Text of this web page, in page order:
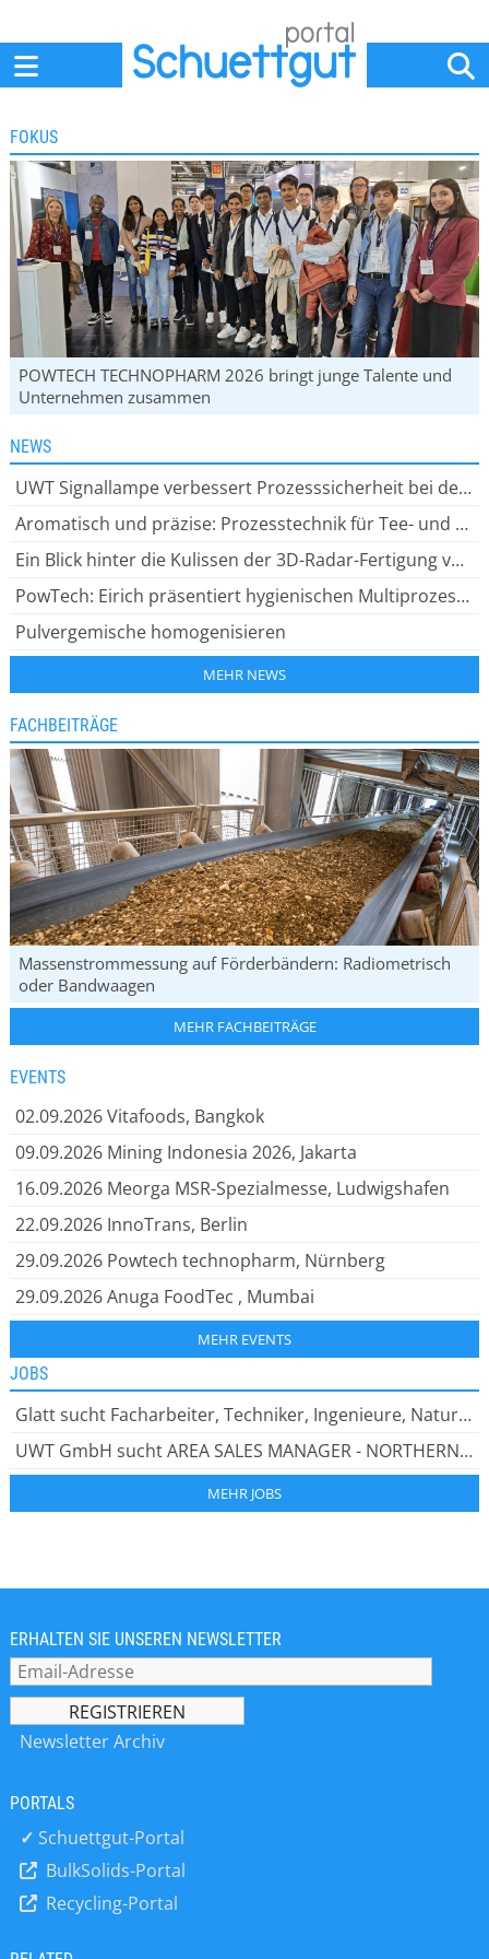
FOKUS
POWTECH TECHNOPHARM 2026 bringt junge Talente und
Unternehmen zusammen
NEWS
UWT Signallampe verbessert Prozesssicherheit bei der Siloüberwachung
Aromatisch und präzise: Prozesstechnik für Tee- und Gewürzmischungen
Ein Blick hinter die Kulissen der 3D-Radar-Fertigung von RETTAR
PowTech: Eirich präsentiert hygienischen Multiprozessor CleanLine C150
Pulvergemische homogenisieren
MEHR NEWS
FACHBEITRÄGE
Massenstrommessung auf Förderbändern: Radiometrisch
oder Bandwaagen
MEHR FACHBEITRÄGE
EVENTS
02.09.2026Vitafoods, Bangkok
09.09.2026 Mining Indonesia 2026, Jakarta
16.09.2026 Meorga MSR-Spezialmesse, Ludwigshafen
22.09.2026 InnoTrans, Berlin
29.09.2026 Powtech technopharm, Nürnberg
29.09.2026Anuga FoodTec , Mumbai
MEHR EVENTS
JOBS
Glatt sucht Facharbeiter, Techniker, Ingenieure, Naturwissenschaftler, Bei Glatt zu arbeiten bedeutet: leistungsstarke Lösungen entwickeln. Innovative Ideen verwirklichen. Globales Wissen teilen.
UWT GmbH sucht AREA SALES MANAGER - NORTHERN EUROPE (m/w/d), SICHERHEIT UND INNOVATION HAND IN HAND Als inhabergeführtes Unternehmen bieten wir unseren rund 200 engagierten Mitarbeiter:innen ein dynamisches Arbeitsumfeld.
MEHR JOBS
ERHALTEN SIE UNSEREN NEWSLETTER
Newsletter Archiv
PORTALS
✓ Schuettgut-Portal
BulkSolids-Portal
Recycling-Portal